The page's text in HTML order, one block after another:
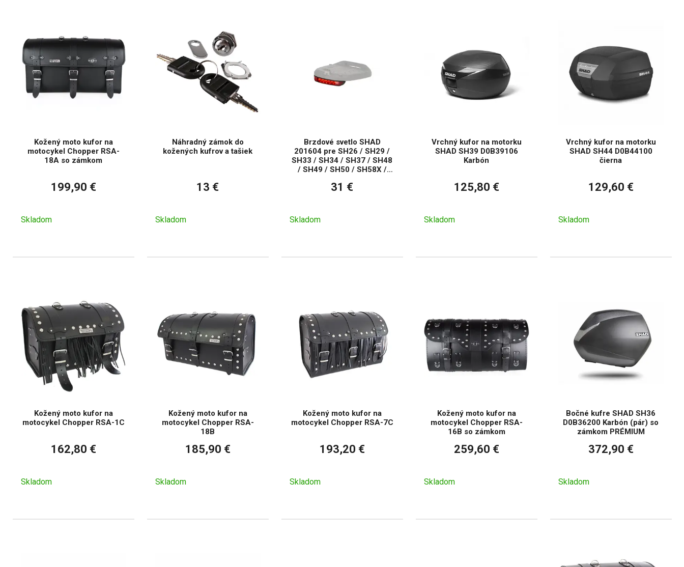
Kožený moto kufor na
motocykel Chopper RSA-
18A so zámkom
199,90 €
Skladom
Náhradný zámok do
kožených kufrov a tašiek
13 €
Skladom
Brzdové svetlo SHAD
201604 pre SH26 / SH29 /
SH33 / SH34 / SH37 / SH48
/ SH49 / SH50 / SH58X /
31 €
Skladom
Vrchný kufor na motorku
SHAD SH39 D0B39106
Karbón
125,80 €
Skladom
Vrchný kufor na motorku
SHAD SH44 D0B44100
čierna
129,60 €
Skladom
Kožený moto kufor na
motocykel Chopper RSA-1C
162,80 €
Skladom
Kožený moto kufor na
motocykel Chopper RSA-
18B
185,90 €
Skladom
Kožený moto kufor na
motocykel Chopper RSA-7C
193,20 €
Skladom
Kožený moto kufor na
motocykel Chopper RSA-
16B so zámkom
259,60 €
Skladom
Bočné kufre SHAD SH36
D0B36200 Karbón (pár) so
zámkom PRÉMIUM
372,90 €
Skladom